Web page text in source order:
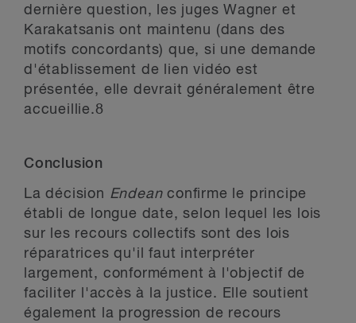
dernière question, les juges Wagner et
Karakatsanis ont maintenu (dans des
motifs concordants) que, si une demande
d'établissement de lien vidéo est
présentée, elle devrait généralement être
accueillie.8
Conclusion
La décision Endeanconfirme le principe
établi de longue date, selon lequel les lois
sur les recours collectifs sont des lois
réparatrices qu'il faut interpréter
largement, conformément à l'objectif de
faciliter l'accès à la justice. Elle soutient
également la progression de recours